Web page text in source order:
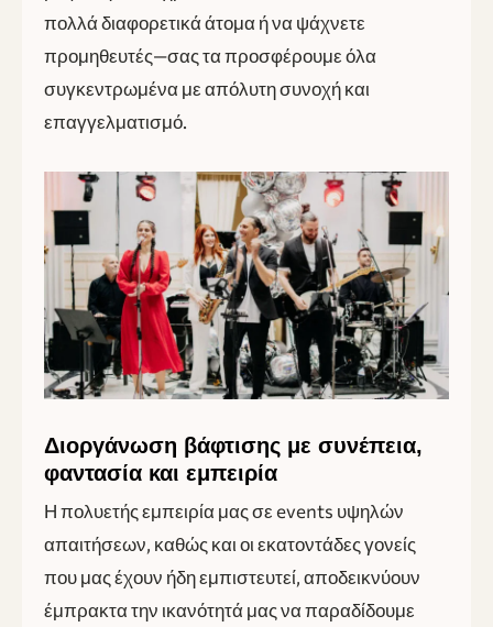
πολλά διαφορετικά άτομα ή να ψάχνετε
προμηθευτές—σας τα προσφέρουμε όλα
συγκεντρωμένα με απόλυτη συνοχή και
επαγγελματισμό.
Διοργάνωση βάφτισης με συνέπεια,
φαντασία και εμπειρία
Η πολυετής εμπειρία μας σε events υψηλών
απαιτήσεων, καθώς και οι εκατοντάδες γονείς
που μας έχουν ήδη εμπιστευτεί, αποδεικνύουν
έμπρακτα την ικανότητά μας να παραδίδουμε